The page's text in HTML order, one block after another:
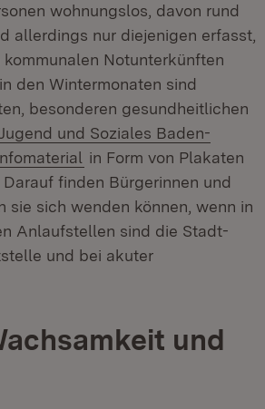
wohnungslos, davon rund
allerdings nur diejenigen erfasst,
Notunterkünften
den Wintermonaten sind
besonderen gesundheitlichen
und Soziales Baden-
(Öffnet in neuem Fenster)
in Form von Plakaten
finden Bürgerinnen und
sie sich wenden können, wenn in
Anlaufstellen sind die Stadt-
und bei akuter
und